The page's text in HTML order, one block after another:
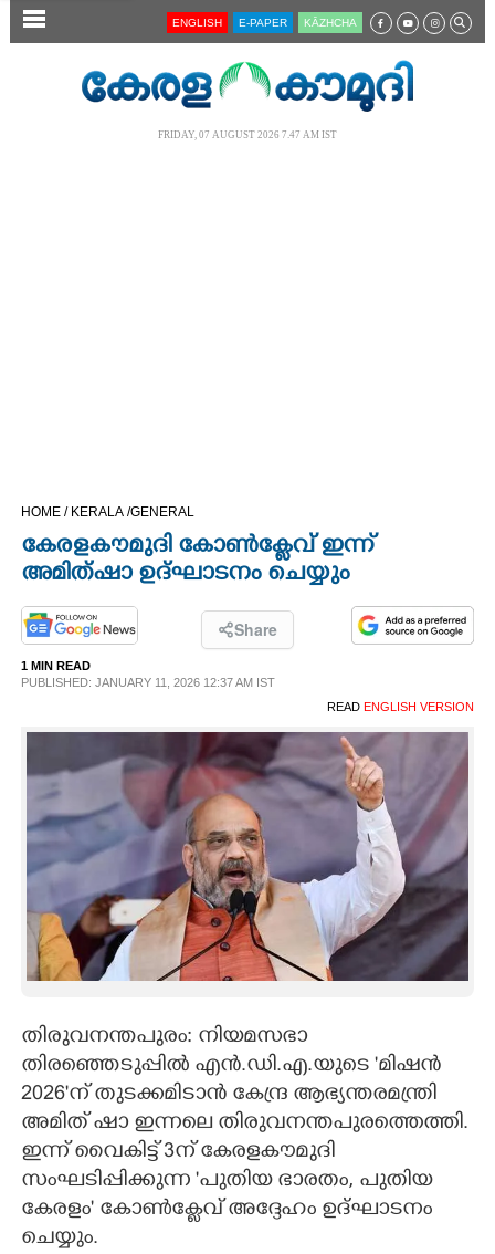
SECTIONS
CINEMA
OPINION
PHOTOS
SPIRITUAL
INFO+
ASTRO
CARTOONS
LITERATURE
ZOOM
CONTACT US
ENGLISH E-PAPER KĀZHCHA
FRIDAY, 07 AUGUST 2026 7.47 AM IST
HOME / KERALA /GENERAL
കേരളകൗമുദി കോൺക്ളേവ് ഇന്ന്
അമിത്ഷാ ഉദ്ഘാടനം ചെയ്യും
Share
1 MIN READ
PUBLISHED: JANUARY 11, 2026 12:37 AM IST
READ ENGLISH VERSION
തിരുവനന്തപുരം: നിയമസഭാ
തിരഞ്ഞെടുപ്പിൽ എൻ.ഡി.എ.യുടെ 'മിഷൻ
2026"ന് തുടക്കമിടാൻ കേന്ദ്ര ആഭ്യന്തരമന്ത്രി
അമിത് ഷാ ഇന്നലെ തിരുവനന്തപുരത്തെത്തി.
ഇന്ന് വൈകിട്ട് 3ന് കേരളകൗമുദി
സംഘടിപ്പിക്കുന്ന 'പുതിയ ഭാരതം, പുതിയ
കേരളം" കോൺക്ളേവ് അദ്ദേഹം ഉദ്ഘാടനം
ചെയ്യും.